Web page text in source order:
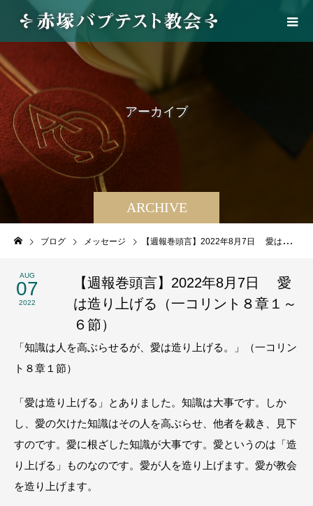
ARCHIVE
アーカイブ
ブログ メッセージ 【週報巻頭言】2022年8月7日 愛は造り上げる（一コリント８章１～６節）
AUG
07
2022
【週報巻頭言】2022年8月7日 愛
は造り上げる（一コリント８章１～
６節）
「知識は人を高ぶらせるが、愛は造り上げる。」（一コリン
ト８章１節）
「愛は造り上げる」とありました。知識は大事です。しか
し、愛の欠けた知識はその人を高ぶらせ、他者を裁き、見下
すのです。愛に根ざした知識が大事です。愛というのは「造
り上げる」ものなのです。愛が人を造り上げます。愛が教会
を造り上げます。